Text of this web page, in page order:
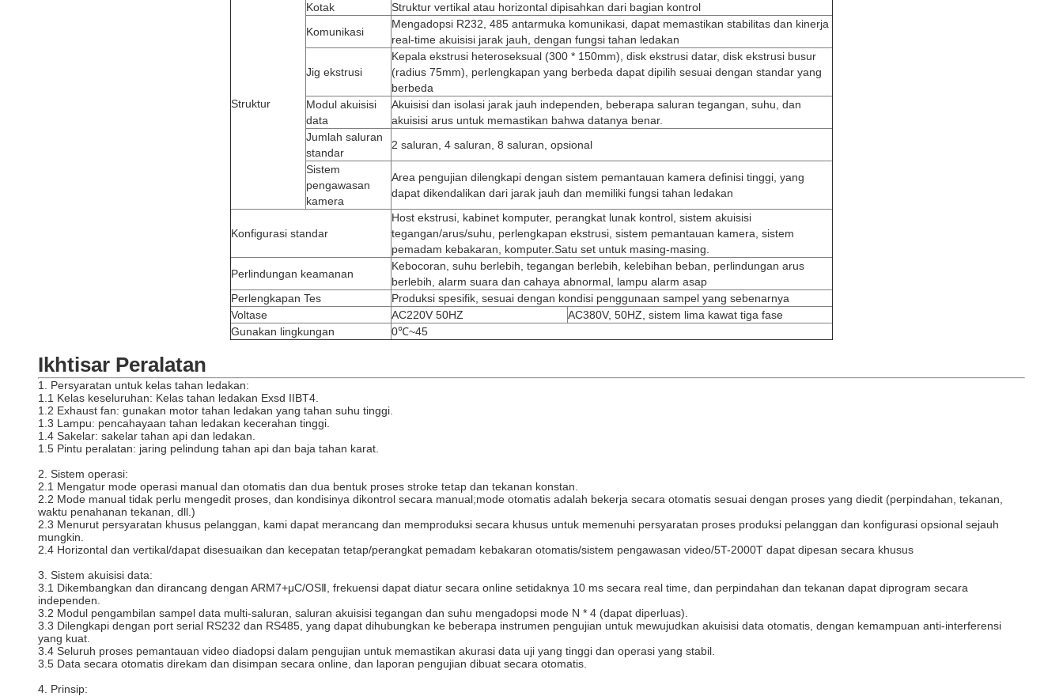
Struktur
Kotak
Struktur vertikal atau horizontal dipisahkan dari bagian kontrol
Komunikasi
Mengadopsi R232, 485 antarmuka komunikasi, dapat memastikan stabilitas dan kinerja
real-time akuisisi jarak jauh, dengan fungsi tahan ledakan
Jig ekstrusi
Kepala ekstrusi heteroseksual (300 * 150mm), disk ekstrusi datar, disk ekstrusi busur
(radius 75mm), perlengkapan yang berbeda dapat dipilih sesuai dengan standar yang
berbeda
Modul akuisisi
data
Akuisisi dan isolasi jarak jauh independen, beberapa saluran tegangan, suhu, dan
akuisisi arus untuk memastikan bahwa datanya benar.
Jumlah saluran
standar
2 saluran, 4 saluran, 8 saluran, opsional
Sistem
pengawasan
kamera
Area pengujian dilengkapi dengan sistem pemantauan kamera definisi tinggi, yang
dapat dikendalikan dari jarak jauh dan memiliki fungsi tahan ledakan
Konfigurasi standar
Host ekstrusi, kabinet komputer, perangkat lunak kontrol, sistem akuisisi
tegangan/arus/suhu, perlengkapan ekstrusi, sistem pemantauan kamera, sistem
pemadam kebakaran, komputer.Satu set untuk masing-masing.
Perlindungan keamanan
Kebocoran, suhu berlebih, tegangan berlebih, kelebihan beban, perlindungan arus
berlebih, alarm suara dan cahaya abnormal, lampu alarm asap
Perlengkapan Tes
Produksi spesifik, sesuai dengan kondisi penggunaan sampel yang sebenarnya
Voltase
AC220V 50HZ
AC380V, 50HZ, sistem lima kawat tiga fase
Gunakan lingkungan
0℃~45
Ikhtisar Peralatan
1. Persyaratan untuk kelas tahan ledakan:
1.1 Kelas keseluruhan: Kelas tahan ledakan Exsd IIBT4.
1.2 Exhaust fan: gunakan motor tahan ledakan yang tahan suhu tinggi.
1.3 Lampu: pencahayaan tahan ledakan kecerahan tinggi.
1.4 Sakelar: sakelar tahan api dan ledakan.
1.5 Pintu peralatan: jaring pelindung tahan api dan baja tahan karat.
2. Sistem operasi:
2.1 Mengatur mode operasi manual dan otomatis dan dua bentuk proses stroke tetap dan tekanan konstan.
2.2 Mode manual tidak perlu mengedit proses, dan kondisinya dikontrol secara manual;mode otomatis adalah bekerja secara otomatis sesuai dengan proses yang diedit (perpindahan, tekanan,
waktu penahanan tekanan, dll.)
2.3 Menurut persyaratan khusus pelanggan, kami dapat merancang dan memproduksi secara khusus untuk memenuhi persyaratan proses produksi pelanggan dan konfigurasi opsional sejauh
mungkin.
2.4 Horizontal dan vertikal/dapat disesuaikan dan kecepatan tetap/perangkat pemadam kebakaran otomatis/sistem pengawasan video/5T-2000T dapat dipesan secara khusus
3. Sistem akuisisi data:
3.1 Dikembangkan dan dirancang dengan ARM7+μC/OSⅡ, frekuensi dapat diatur secara online setidaknya 10 ms secara real time, dan perpindahan dan tekanan dapat diprogram secara
independen.
3.2 Modul pengambilan sampel data multi-saluran, saluran akuisisi tegangan dan suhu mengadopsi mode N * 4 (dapat diperluas).
3.3 Dilengkapi dengan port serial RS232 dan RS485, yang dapat dihubungkan ke beberapa instrumen pengujian untuk mewujudkan akuisisi data otomatis, dengan kemampuan anti-interferensi
yang kuat.
3.4 Seluruh proses pemantauan video diadopsi dalam pengujian untuk memastikan akurasi data uji yang tinggi dan operasi yang stabil.
3.5 Data secara otomatis direkam dan disimpan secara online, dan laporan pengujian dibuat secara otomatis.
4. Prinsip: